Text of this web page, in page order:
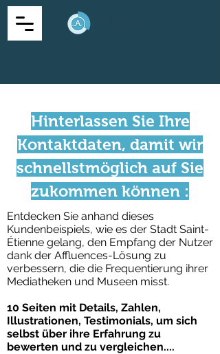
Hinterlassen Sie Ihre
Kontaktdaten, damit wir
schnellstmöglich auf Sie
zukommen können :
Entdecken Sie anhand dieses
Kundenbeispiels, wie es der Stadt Saint-
Étienne gelang, den Empfang der Nutzer
dank der Affluences-Lösung zu
verbessern, die die Frequentierung ihrer
Mediatheken und Museen misst.
10 Seiten mit Details, Zahlen,
Illustrationen, Testimonials, um sich
selbst über ihre Erfahrung zu
bewerten und zu vergleichen....